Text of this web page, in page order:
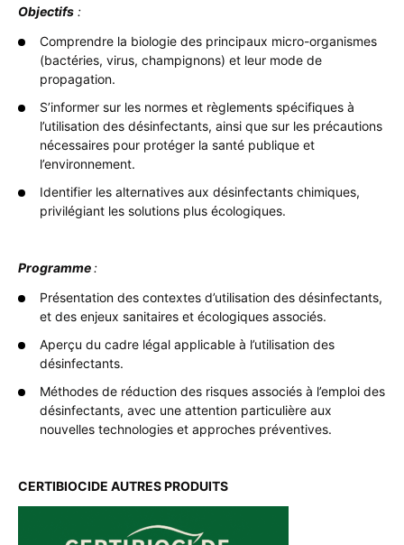
Objectifs :
Comprendre la biologie des principaux micro-organismes
(bactéries, virus, champignons) et leur mode de
propagation.
S’informer sur les normes et règlements spécifiques à
l’utilisation des désinfectants, ainsi que sur les précautions
nécessaires pour protéger la santé publique et
l’environnement.
Identifier les alternatives aux désinfectants chimiques,
privilégiant les solutions plus écologiques.
Programme:
Présentation des contextes d’utilisation des désinfectants,
et des enjeux sanitaires et écologiques associés.
Aperçu du cadre légal applicable à l’utilisation des
désinfectants.
Méthodes de réduction des risques associés à l’emploi des
désinfectants, avec une attention particulière aux
nouvelles technologies et approches préventives.
CERTIBIOCIDE AUTRES PRODUITS